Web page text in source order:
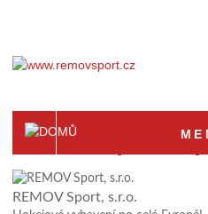
Strona główna
REMOV Sport, s.r.o.